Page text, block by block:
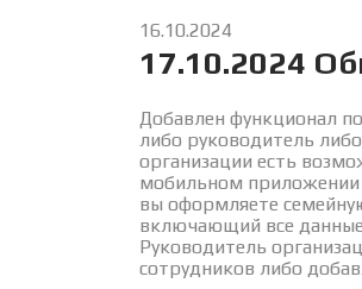
16.10.2024
17.10.2024
Добавлен функционал
либо руководитель
организации есть
мобильном приложении
вы оформляете
включающий все
Руководитель
сотрудников либо